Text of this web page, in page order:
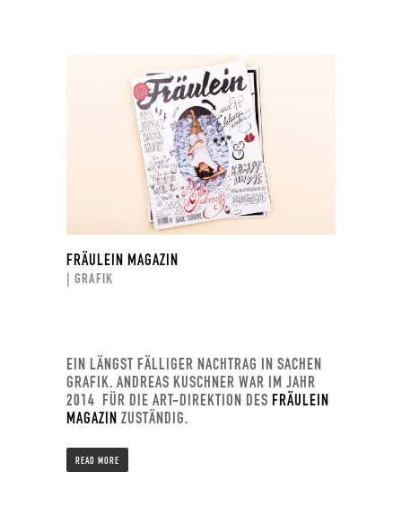
FRÄULEIN MAGAZIN
| GRAFIK
EIN LÄNGST FÄLLIGER NACHTRAG IN SACHEN
GRAFIK. ANDREAS KUSCHNER WAR IM JAHR
2014 FÜR DIE ART-DIREKTION DES FRÄULEIN
MAGAZIN ZUSTÄNDIG.
READ MORE